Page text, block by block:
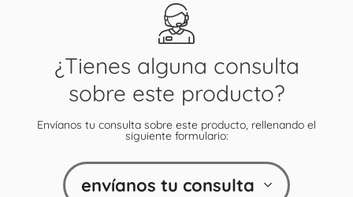
¿Tienes alguna consulta
sobre este producto?
Envíanos tu consulta sobre este producto, rellenando el
siguiente formulario:
envíanos tu consulta